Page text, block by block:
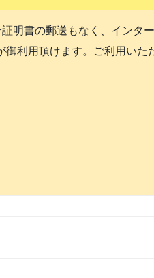
明書の郵送もなく、インタ
利用頂けます。ご利用いた